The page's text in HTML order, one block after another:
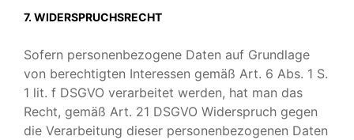
7. WIDERSPRUCHSRECHT
Sofern personenbezogene Daten auf Grundlage
von berechtigten Interessen gemäß Art. 6 Abs. 1 S.
1 lit. f DSGVO verarbeitet werden, hat man das
Recht, gemäß Art. 21 DSGVO Widerspruch gegen
die Verarbeitung dieser personenbezogenen Daten